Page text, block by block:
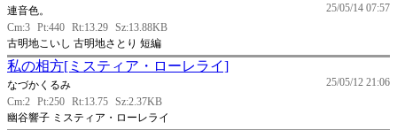
25/05/14 07:57
連音色。
Cm:3 Pt:440 Rt:13.29 Sz:13.88KB
古明地こいし 古明地さとり 短編
私の相方[ミスティア・ローレライ]
25/05/12 21:06
なづかくるみ
Cm:2 Pt:250 Rt:13.75 Sz:2.37KB
幽谷響子 ミスティア・ローレライ